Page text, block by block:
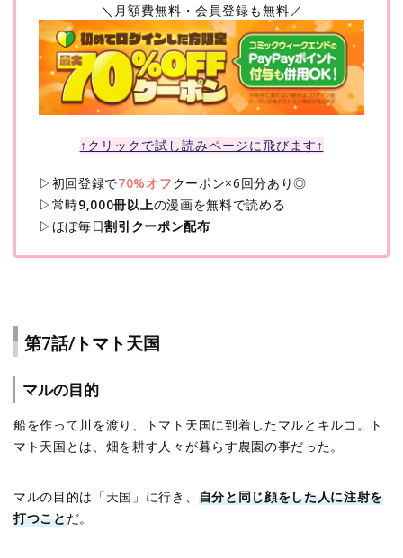
＼月額費無料・会員登録も無料／
↑クリックで試し読みページに飛びます↑
▷初回登録で70%オフクーポン×6回分あり◎
▷常時9,000冊以上の漫画を無料で読める
▷ほぼ毎日割引クーポン配布
第7話/トマト天国
マルの目的
船を作って川を渡り、トマト天国に到着したマルとキルコ。ト
マト天国とは、畑を耕す人々が暮らす農園の事だった。
マルの目的は「天国」に行き、 自分と同じ顔をした人に注射を
打つことだ。